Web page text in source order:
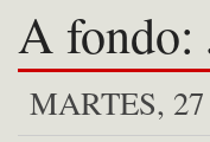
A
MARTES,